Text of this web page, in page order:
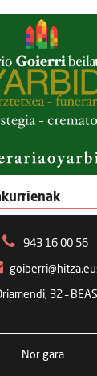
943 16 00 56
32 –
Nor gara